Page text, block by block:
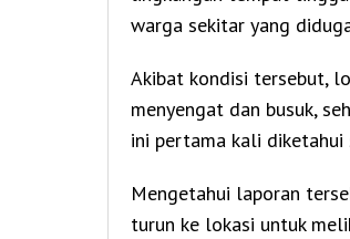
warga sekitar yang
Akibat kondisi tersebut,
menyengat dan busuk,
ini pertama kali
Mengetahui laporan
turun ke lokasi untuk